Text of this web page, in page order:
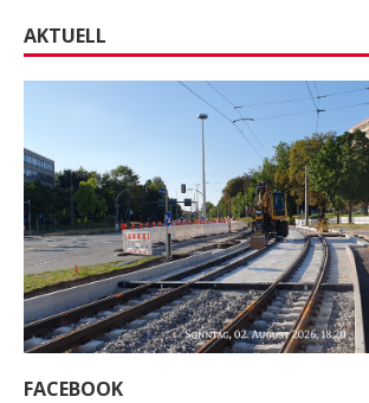
AKTUELL
FACEBOOK